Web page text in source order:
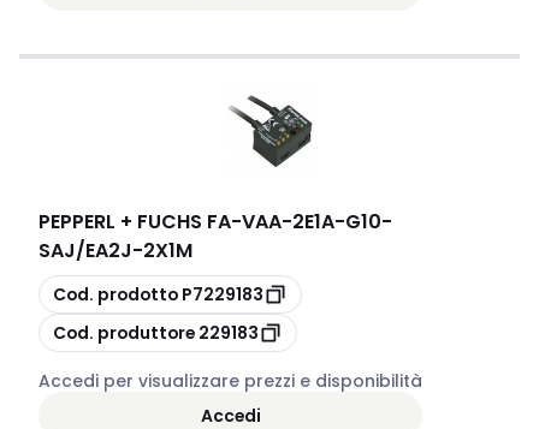
PEPPERL + FUCHS FA-VAA-2E1A-G10-
SAJ/EA2J-2X1M
copia
Cod. prodotto P7229183
copia
Cod. produttore 229183
Accedi per visualizzare prezzi e disponibilità
Accedi